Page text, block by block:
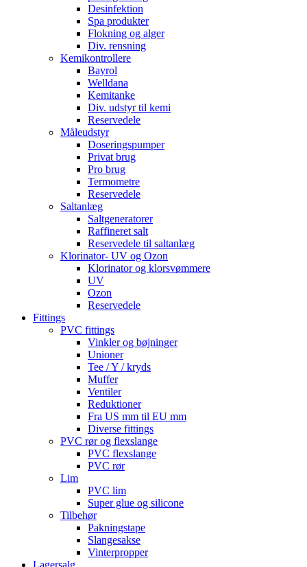
Desinfektion
Spa produkter
Flokning og alger
Div. rensning
Kemikontrollere
Bayrol
Welldana
Kemitanke
Div. udstyr til kemi
Reservedele
Måleudstyr
Doseringspumper
Privat brug
Pro brug
Termometre
Reservedele
Saltanlæg
Saltgeneratorer
Raffineret salt
Reservedele til saltanlæg
Klorinator- UV og Ozon
Klorinator og klorsvømmere
UV
Ozon
Reservedele
Fittings
PVC fittings
Vinkler og bøjninger
Unioner
Tee / Y / kryds
Muffer
Ventiler
Reduktioner
Fra US mm til EU mm
Diverse fittings
PVC rør og flexslange
PVC flexslange
PVC rør
Lim
PVC lim
Super glue og silicone
Tilbehør
Pakningstape
Slangesakse
Vinterpropper
Lagersalg